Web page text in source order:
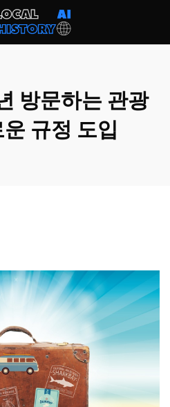
방문하는 관광
규정 도입